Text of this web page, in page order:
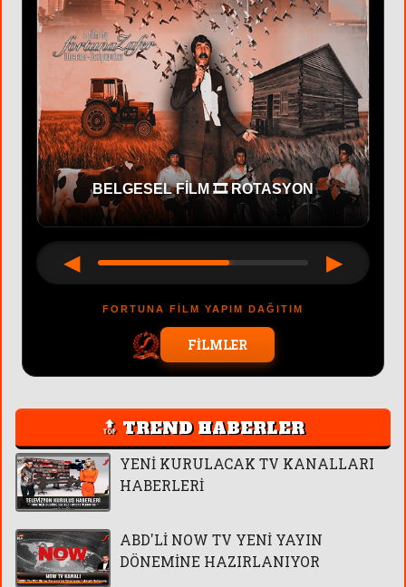
BELGESEL FİLM 🎞 ROTASYON
◀ ▶
FORTUNA FİLM YAPIM DAĞITIM
FİLMLER
🔝 TREND HABERLER
YENİ KURULACAK TV KANALLARI
HABERLERİ
ABD'Lİ NOW TV YENİ YAYIN
DÖNEMİNE HAZIRLANIYOR